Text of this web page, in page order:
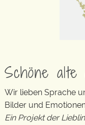
Schöne
Wir lieben Sprache
Bilder und
Ein Projekt der